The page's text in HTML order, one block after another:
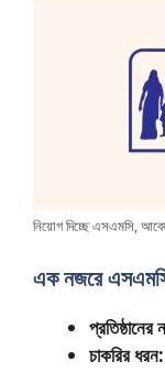
নিয়োগ দিচ্ছে এসএমসি,
এক নজরে
প্রতিষ্ঠানের
চাকরির ধরন: